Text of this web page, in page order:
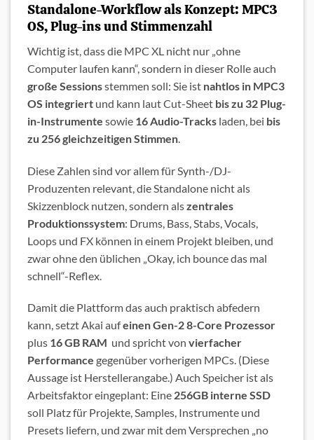
Standalone-Workflow als Konzept: MPC3
OS, Plug-ins und Stimmenzahl
Wichtig ist, dass die MPC XL nicht nur „ohne
Computer laufen kann“, sondern in dieser Rolle auch
große Sessionsstemmen soll: Sie ist nahtlos in MPC3
OS integriert und kann laut Cut-Sheet bis zu 32 Plug-
in-Instrumente sowie 16 Audio-Tracks laden, bei bis
zu 256 gleichzeitigen Stimmen.
Diese Zahlen sind vor allem für Synth-/DJ-
Produzenten relevant, die Standalone nicht als
Skizzenblock nutzen, sondern alszentrales
Produktionssystem: Drums, Bass, Stabs, Vocals,
Loops und FX können in einem Projekt bleiben, und
zwar ohne den üblichen „Okay, ich bounce das mal
schnell“-Reflex.
Damit die Plattform das auch praktisch abfedern
kann, setzt Akai aufeinen Gen-2 8-Core Prozessor
plus 16 GB RAM und spricht von vierfacher
Performance gegenüber vorherigen MPCs. (Diese
Aussage ist Herstellerangabe.) Auch Speicher ist als
Arbeitsfaktor eingeplant: Eine 256GB interne SSD
soll Platz für Projekte, Samples, Instrumente und
Presets liefern, und zwar mit dem Versprechen „no